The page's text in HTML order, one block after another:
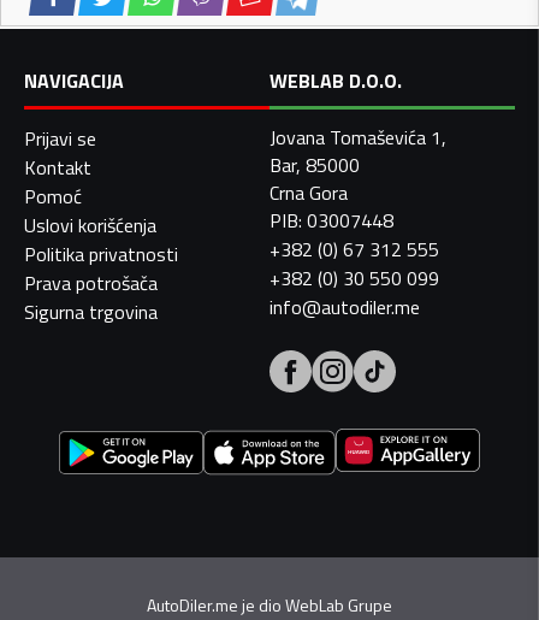
NAVIGACIJA
Prijavi se
Kontakt
Pomoć
Uslovi korišćenja
Politika privatnosti
Prava potrošača
Sigurna trgovina
WEBLAB D.O.O.
Jovana Tomaševića 1,
Bar, 85000
Crna Gora
PIB: 03007448
+382 (0) 67 312 555
+382 (0) 30 550 099
info@autodiler.me
AutoDiler.me je dioWebLab Grupe